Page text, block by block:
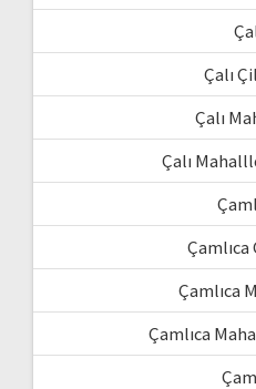
Çalı
Çalı
Çalı
Çamlıca
Çamlıca